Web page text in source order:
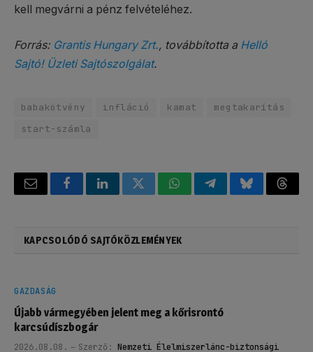
kell megvárni a pénz felvételéhez.
Forrás: Grantis Hungary Zrt., továbbította a Helló
Sajtó! Üzleti Sajtószolgálat.
babakötvény infláció kamat
megtakarítás
start-számla
Email FacebookLinkedInTwitterWhatsAppTelegramBluesky
KAPCSOLÓDÓ SAJTÓKÖZLEMÉNYEK
GAZDASÁG
Újabb vármegyében jelent meg a kőrisrontó
karcsúdíszbogár
2026.08.08. Szerző: Nemzeti Élelmiszerlánc-biztonsági